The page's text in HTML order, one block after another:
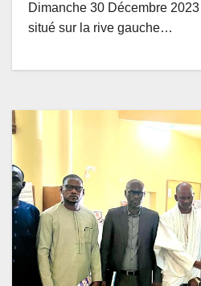
Dimanche 30 Décembre
situé sur la rive gauche…